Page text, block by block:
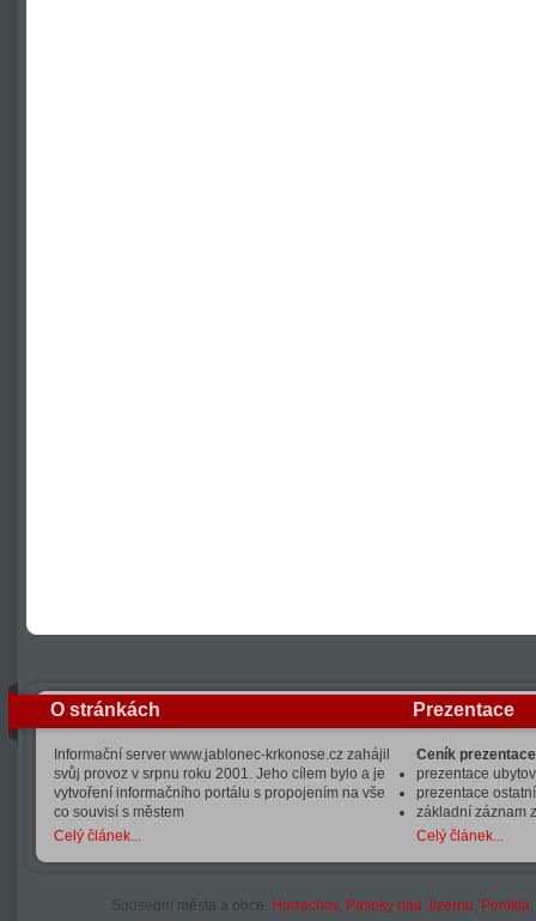
O stránkách
Informační server www.jablonec-krkonose.cz zahájil
svůj provoz v srpnu roku 2001. Jeho cílem bylo a je
vytvoření informačního portálu s propojením na vše
co souvisí s městem
Celý článek...
Prezentace
Ceník
prezentace
prezentace
základní záznam
Celý článek...
Sousední města a obce: Harrachov, Paseky nad Jizerou, Poniklá,